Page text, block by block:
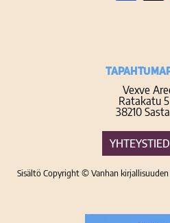
Vexve
38210
Sisältö Copyright © Vanhan kirjallisuuden